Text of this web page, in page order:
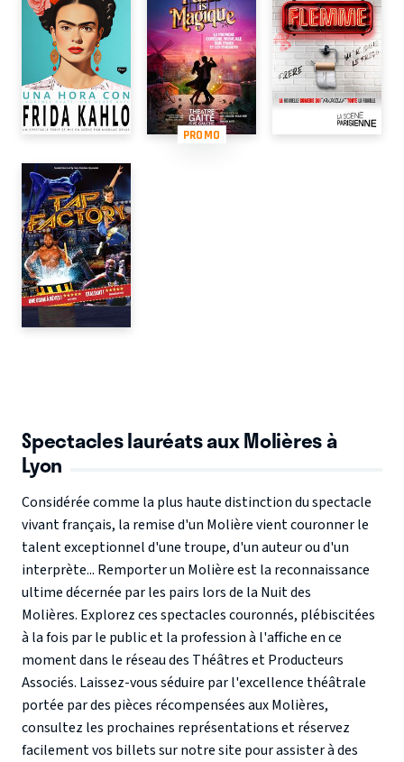
PROMO
Spectacles lauréats aux Molières à
Lyon
Considérée comme la plus haute distinction du spectacle
vivant français, la remise d'un Molière vient couronner le
talent exceptionnel d'une troupe, d'un auteur ou d'un
interprète... Remporter un Molière est la reconnaissance
ultime décernée par les pairs lors de la Nuit des
Molières. Explorez ces spectacles couronnés, plébiscitées
à la fois par le public et la profession à l'affiche en ce
moment dans le réseau des Théâtres et Producteurs
Associés. Laissez-vous séduire par l'excellence théâtrale
portée par des pièces récompensées aux Molières,
consultez les prochaines représentations et réservez
facilement vos billets sur notre site pour assister à des